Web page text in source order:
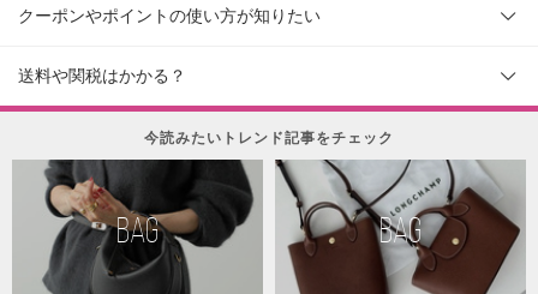
クーポンやポイントの使い方が知りたい
送料や関税はかかる？
今読みたいトレンド記事をチェック
BAG BAG